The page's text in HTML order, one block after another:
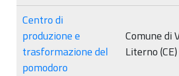
Centro di
produzione e
trasformazione del
pomodoro
Comune di
Literno (CE)